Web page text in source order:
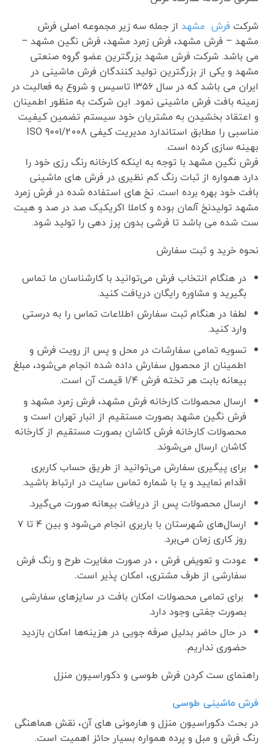
شرکت فرش مشهداز جمله سه زیر مجموعه اصلی فرش
مشهد – فرش مشهد، فرش زمرد مشهد، فرش نگین مشهد –
می باشد. شرکت فرش مشهد بزرگترین عضو گروه صنعتی
مشهد و یکی از بزرگترین تولید کنندگان فرش ماشینی در
ایران می باشد که در سال ۱۳۵۶ تاسیس و شروع به فعالیت در
زمینه بافت فرش ماشینی نمود. این شرکت به منظور اطمینان
و اعتقاد بخشیدن به مشتریان خود سیستم تضمین کیفیت
مناسبی را مطابق استاندارد مدیریت کیفی ISO 9001/2008
بهینه سازی کرده است.
فرش نگین مشهد با توجه به اینکه کارخانه رنگ رزی خود را
دارد همواره از ثبات رنگ کم نظیری در فرش های ماشینی
بافت خود بهره برده است. نخ های استفاده شده در فرش زمرد
مشهد تولیدنخ آلمان بوده و کاملا اکریکیک صد در صد و هیت
ست شده می باشد تا فرشی بدون پرز دهی را تولید شود.
نحوه خرید و ثبت سفارش
در هنگام انتخاب فرش می‌توانید با کارشناسان ما تماس
بگیرید و مشاوره رایگان دریافت کنید.
لطفا در هنگام ثبت سفارش اطلاعات تماس را به درستی
وارد کنید.
تسویه تمامی سفارشات در محل و پس از رویت فرش و
اطمینان از محصول سفارش داده شده انجام می‌شود، مبلغ
بیعانه بابت هر تخته فرش ۱/۴ قیمت آن است.
ارسال محصولات کارخانه فرش مشهد، فرش زمرد مشهد و
فرش نگین مشهد بصورت مستقیم از انبار تهران است و
محصولات کارخانه فرش کاشان بصورت مستقیم از کارخانه
کاشان ارسال می‌شوند.
برای پیگیری سفارش می‌توانید از طریق حساب کاربری
اقدام نمایید و یا با شماره تماس سایت در ارتباط باشید.
ارسال محصولات پس از دریافت بیعانه صورت می‌گیرد.
ارسال‌های شهرستان با باربری انجام می‌شود و بین ۴ تا ۷
روز کاری زمان می‌برد.
عودت و تعویض فرش ، در صورت مغایرت طرح و رنگ فرش
سفارشی از طرف مشتری، امکان پذیر است.
برای تمامی محصولات امکان بافت در سایزهای سفارشی
بصورت جفتی وجود دارد.
در حال حاضر بدلیل صرفه جویی در هزینه‌ها امکان بازدید
حضوری نداریم.
راهنمای ست کردن فرش طوسی و دکوراسیون منزل
فرش ماشینی طوسی
در بحث دکوراسیون منزل و هارمونی های آن، نقش هماهنگی
رنگ فرش و مبل و پرده همواره بسیار حائز اهمیت است.